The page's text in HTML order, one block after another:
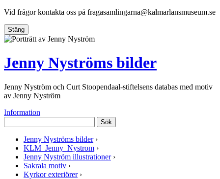
Vid frågor kontakta oss på fragasamlingarna@kalmarlansmuseum.se
Stäng
Jenny Nyströms bilder
Jenny Nyström och Curt Stoopendaal-stiftelsens databas med motiv
av Jenny Nyström
Information
Sök
Jenny Nyströms bilder ›
KLM_Jenny_Nystrom ›
Jenny Nyström illustrationer ›
Sakrala motiv ›
Kyrkor exteriörer ›